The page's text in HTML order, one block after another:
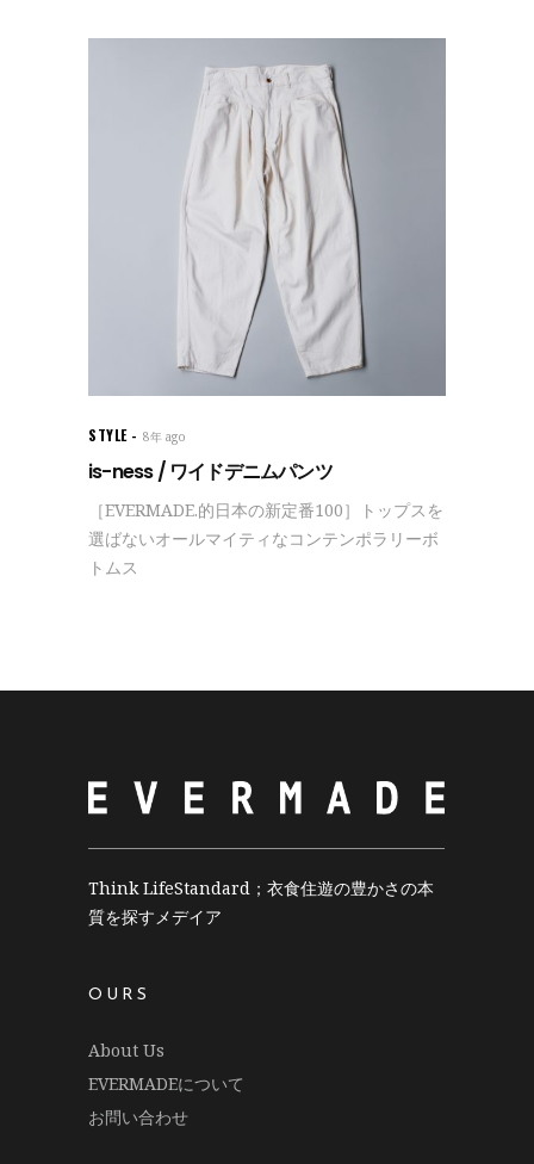
STYLE 8年 ago
is-ness / ワイドデニムパンツ
［EVERMADE.的日本の新定番100］トップスを
選ばないオールマイティなコンテンポラリーボ
トムス
Think LifeStandard；衣食住遊の豊かさの本
質を探すメデイア
OURS
About Us
EVERMADEについて
お問い合わせ